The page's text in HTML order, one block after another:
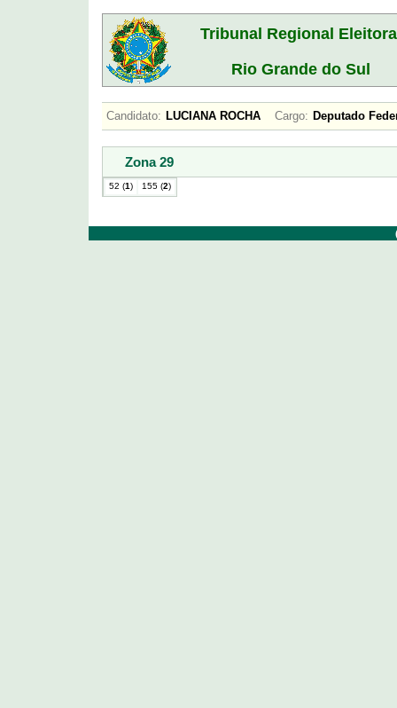
Tribunal Regional
Rio Grande do Sul
Candidato: LUCIANA ROCHA Cargo: Deputado
Zona 29
52 (1) 155 (2)